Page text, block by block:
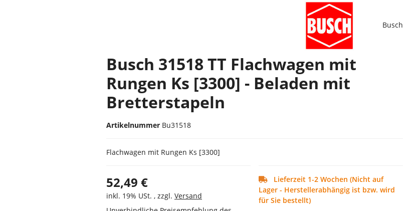
Busch 31518 TT Flachwagen mit
Rungen Ks [3300] - Beladen mit
Bretterstapeln
Artikelnummer Bu31518
Busch
Flachwagen mit Rungen Ks [3300]
52,49 €
inkl. 19% USt. , zzgl. Versand
Lieferzeit 1-2 Wochen (Nicht auf
Lager - Herstellerabhängig ist bzw. wird
für Sie bestellt)